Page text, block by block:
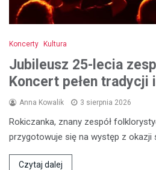
Koncerty Kultura
Jubileusz 25-lecia
Koncert pełen tradycji
Anna Kowalik 3 sierpnia 2026
Rokiczanka, znany zespół
przygotowuje się na występ z okazji
Czytaj dalej